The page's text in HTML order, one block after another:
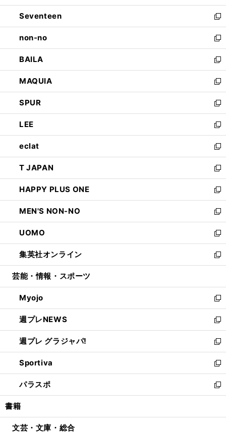
開
く
ウ
で
開
く
ン
ド
ウ
で
開
く
Seventeen
新
し
い
ウ
ィ
ン
ド
ウ
で
開
く
non-no
新
し
い
ウ
ィ
ン
ド
ウ
で
開
く
BAILA
新
し
い
ウ
ィ
ン
ド
ウ
で
開
く
MAQUIA
新
し
い
ウ
ィ
ン
ド
ウ
で
開
く
SPUR
新
し
い
ウ
ィ
ン
ド
ウ
で
開
く
LEE
新
し
い
ウ
ィ
ン
ド
ウ
で
開
く
eclat
新
し
い
ウ
ィ
ン
ド
ウ
で
開
く
T JAPAN
新
し
い
ウ
ィ
ン
ド
ウ
で
開
HAPPY PLUS ONE
新
し
い
ウ
ィ
ン
ド
ウ
開
く
MEN'S NON-NO
新
し
い
ウ
ィ
ン
ウ
で
開
く
UOMO
新
し
い
ウ
ン
ド
ウ
で
開
く
集英社オンライン
新
し
ウ
ィ
ン
ド
ウ
で
開
く
芸能・情報・スポーツ
Myojo
新
し
い
ウ
ィ
ン
ド
ウ
で
開
週プレNEWS
新
し
い
ウ
ィ
ン
ド
ウ
開
週プレ グラジャパ!
新
し
い
ウ
ィ
ン
ウ
Sportiva
新
し
い
ウ
ン
パラスポ
新
し
ウ
書籍
文芸・文庫・総合